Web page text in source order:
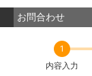
お問合わせ
1
内容入力